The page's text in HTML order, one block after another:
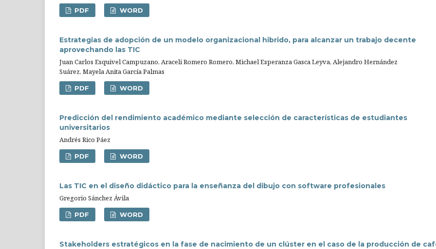
PDF WORD
Estrategias de adopción de un modelo organizacional hibrido, para alcanzar un trabajo decente
aprovechando las TIC
Juan Carlos Esquivel Campuzano, Araceli Romero Romero, Michael Esperanza Gasca Leyva, Alejandro Hernández
Suárez, Mayela Anita García Palmas
PDF WORD
Predicción del rendimiento académico mediante selección de características de estudiantes
universitarios
Andrés Rico Páez
PDF WORD
Las TIC en el diseño didáctico para la enseñanza del dibujo con software profesionales
Gregorio Sánchez Ávila
PDF WORD
Stakeholders estratégicos en la fase de nacimiento de un clúster en el caso de la producción de